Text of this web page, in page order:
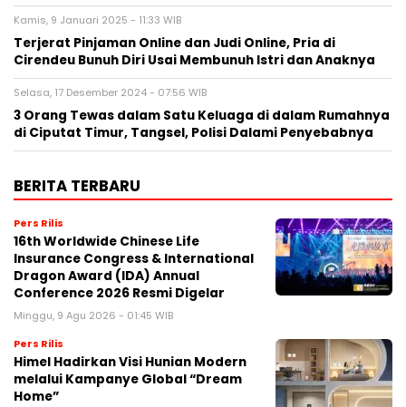
Kamis, 9 Januari 2025 - 11:33 WIB
Terjerat Pinjaman Online dan Judi Online, Pria di
Cirendeu Bunuh Diri Usai Membunuh Istri dan Anaknya
Selasa, 17 Desember 2024 - 07:56 WIB
3 Orang Tewas dalam Satu Keluaga di dalam Rumahnya
di Ciputat Timur, Tangsel, Polisi Dalami Penyebabnya
BERITA TERBARU
Pers Rilis
16th Worldwide Chinese Life
Insurance Congress & International
Dragon Award (IDA) Annual
Conference 2026 Resmi Digelar
Minggu, 9 Agu 2026 - 01:45 WIB
Pers Rilis
Himel Hadirkan Visi Hunian Modern
melalui Kampanye Global “Dream
Home”